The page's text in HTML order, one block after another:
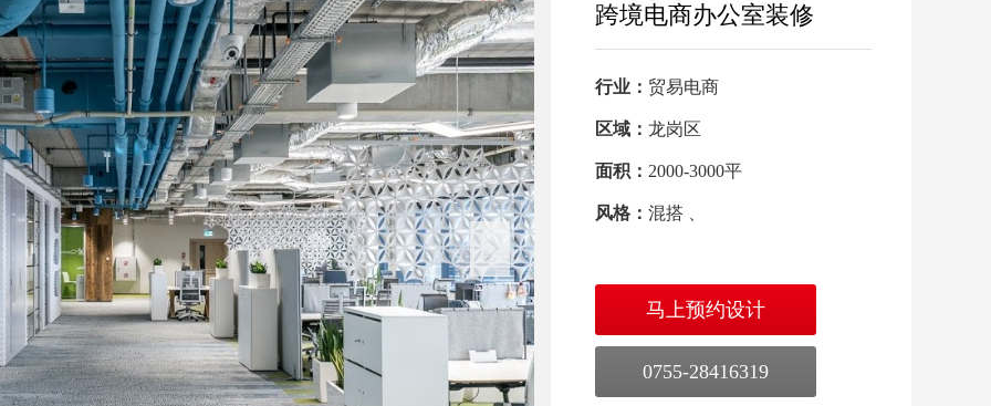
跨境电商办公室装修
行业： 贸易电商
区域： 龙岗区
面积： 2000-3000平
风格： 混搭 、
马上预约设计
0755-28416319